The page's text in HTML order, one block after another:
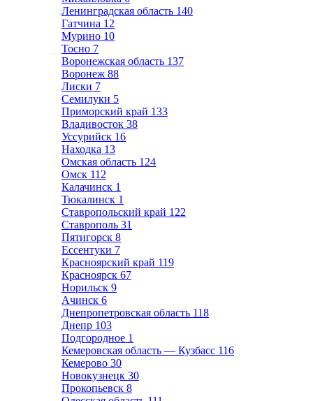
Ленинградская область 140
Гатчина 12
Мурино 10
Тосно 7
Воронежская область 137
Воронеж 88
Лиски 7
Семилуки 5
Приморский край 133
Владивосток 38
Уссурийск 16
Находка 13
Омская область 124
Омск 112
Калачинск 1
Тюкалинск 1
Ставропольский край 122
Ставрополь 31
Пятигорск 8
Ессентуки 7
Красноярский край 119
Красноярск 67
Норильск 9
Ачинск 6
Днепропетровская область 118
Днепр 103
Подгородное 1
Кемеровская область — Кузбасс 116
Кемерово 30
Новокузнецк 30
Прокопьевск 8